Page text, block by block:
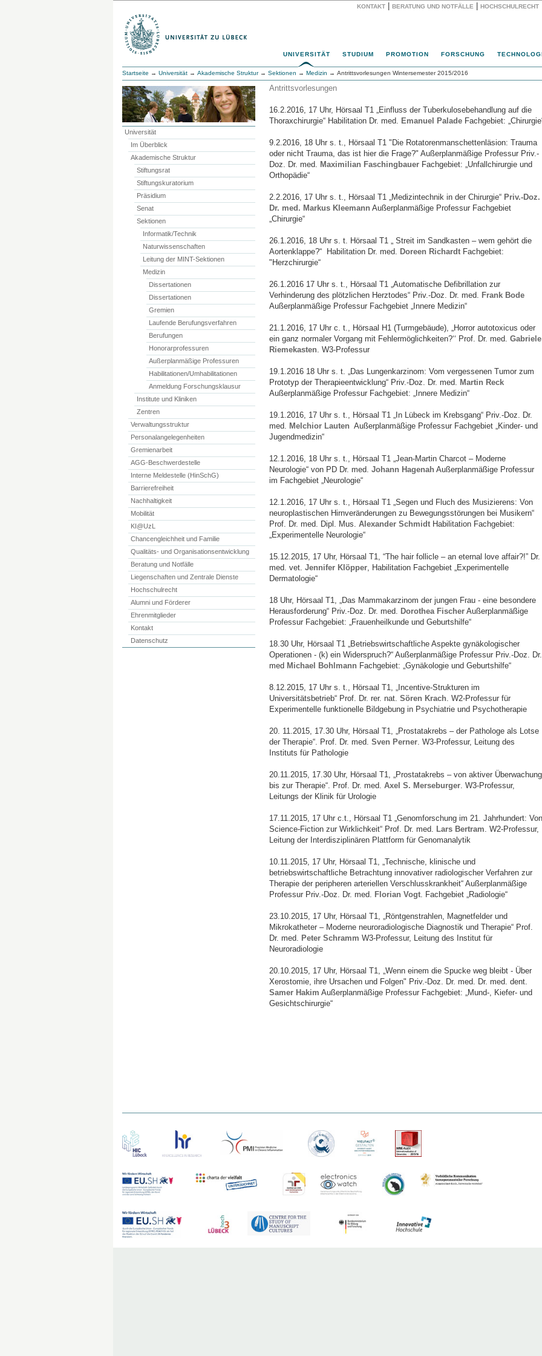
KONTAKT BERATUNG UND NOTFÄLLE HOCHSCHULRECHT
UNIVERSITÄT STUDIUM PROMOTION FORSCHUNG
Startseite → Universität → Akademische Struktur→ Sektionen → Medizin → Antrittsvorlesungen Wintersemester 2015/2016
Universität
Im Überblick
Akademische Struktur
Stiftungsrat
Stiftungskuratorium
Präsidium
Senat
Sektionen
Informatik/Technik
Naturwissenschaften
Leitung der MINT-Sektionen
Medizin
Dissertationen
Dissertationen
Gremien
Laufende Berufungsverfahren
Berufungen
Honorarprofessuren
Außerplanmäßige Professuren
Habilitationen/Umhabilitationen
Anmeldung Forschungsklausur
Institute und Kliniken
Zentren
Verwaltungsstruktur
Personalangelegenheiten
Gremienarbeit
AGG-Beschwerdestelle
Interne Meldestelle (HinSchG)
Barrierefreiheit
Nachhaltigkeit
Mobilität
KI@UzL
Chancengleichheit und Familie
Qualitäts- und Organisationsentwicklung
Beratung und Notfälle
Liegenschaften und Zentrale Dienste
Hochschulrecht
Alumni und Förderer
Ehrenmitglieder
Kontakt
Datenschutz
Antrittsvorlesungen
16.2.2016, 17 Uhr, Hörsaal T1 „Einfluss der Tuberkulosebehandlung auf die
Thoraxchirurgie“ Habilitation Dr. med. Emanuel PaladeFachgebiet:
9.2.2016, 18 Uhr s. t., Hörsaal T1 "Die Rotatorenmanschettenläsion: Trauma
oder nicht Trauma, das ist hier die Frage?" Außerplanmäßige Professur Priv.-
Doz. Dr. med. Maximilian FaschingbauerFachgebiet: „Unfallchirurgie und
Orthopädie“
2.2.2016, 17 Uhr s. t., Hörsaal T1 „Medizintechnik in der Chirurgie“ Priv.-Doz.
Dr. med. Markus Kleemann Außerplanmäßige Professur Fachgebiet
„Chirurgie“
26.1.2016, 18 Uhr s. t. Hörsaal T1 „ Streit im Sandkasten – wem gehört die
Aortenklappe?“ Habilitation Dr. med. Doreen RichardtFachgebiet:
"Herzchirurgie“
26.1.2016 17 Uhr s. t., Hörsaal T1 „Automatische Defibrillation zur
Verhinderung des plötzlichen Herztodes“ Priv.-Doz. Dr. med. Frank Bode
Außerplanmäßige Professur Fachgebiet „Innere Medizin“
21.1.2016, 17 Uhr c. t., Hörsaal H1 (Turmgebäude), „Horror autotoxicus oder
ein ganz normaler Vorgang mit Fehlermöglichkeiten?‘‘ Prof. Dr. med. Gabriele
Riemekasten. W3-Professur
19.1.2016 18 Uhr s. t. „Das Lungenkarzinom: Vom vergessenen Tumor zum
Prototyp der Therapieentwicklung“ Priv.-Doz. Dr. med. Martin Reck
Außerplanmäßige Professur Fachgebiet: „Innere Medizin“
19.1.2016, 17 Uhr s. t., Hörsaal T1 „In Lübeck im Krebsgang“ Priv.-Doz. Dr.
med. Melchior Lauten Außerplanmäßige Professur Fachgebiet „Kinder- und
Jugendmedizin“
12.1.2016, 18 Uhr s. t., Hörsaal T1 „Jean-Martin Charcot – Moderne
Neurologie“ von PD Dr. med. Johann Hagenah Außerplanmäßige Professur
im Fachgebiet „Neurologie“
12.1.2016, 17 Uhr s. t., Hörsaal T1 „Segen und Fluch des Musizierens: Von
neuroplastischen Hirnveränderungen zu Bewegungsstörungen bei Musikern“
Prof. Dr. med. Dipl. Mus. Alexander SchmidtHabilitation Fachgebiet:
„Experimentelle Neurologie“
15.12.2015, 17 Uhr, Hörsaal T1, “The hair follicle – an eternal love affair?!” Dr.
med. vet. Jennifer Klöpper, Habilitation Fachgebiet „Experimentelle
Dermatologie“
18 Uhr, Hörsaal T1, „Das Mammakarzinom der jungen Frau - eine besondere
Herausforderung“ Priv.-Doz. Dr. med. Dorothea FischerAußerplanmäßige
Professur Fachgebiet: „Frauenheilkunde und Geburtshilfe“
18.30 Uhr, Hörsaal T1 „Betriebswirtschaftliche Aspekte gynäkologischer
Operationen - (k) ein Widerspruch?“ Außerplanmäßige Professur Priv.-Doz. Dr.
med Michael Bohlmann Fachgebiet: „Gynäkologie und Geburtshilfe“
8.12.2015, 17 Uhr s. t., Hörsaal T1, „Incentive-Strukturen im
Universitätsbetrieb“ Prof. Dr. rer. nat. Sören Krach. W2-Professur für
Experimentelle funktionelle Bildgebung in Psychiatrie und Psychotherapie
20. 11.2015, 17.30 Uhr, Hörsaal T1, „Prostatakrebs – der Pathologe als Lotse
der Therapie“. Prof. Dr. med. Sven Perner. W3-Professur, Leitung des
Instituts für Pathologie
20.11.2015, 17.30 Uhr, Hörsaal T1, „Prostatakrebs – von aktiver Überwachung
bis zur Therapie“. Prof. Dr. med. Axel S. Merseburger. W3-Professur,
Leitungs der Klinik für Urologie
17.11.2015, 17 Uhr c.t., Hörsaal T1 „Genomforschung im 21. Jahrhundert: Von
Science-Fiction zur Wirklichkeit“ Prof. Dr. med. Lars Bertram. W2-Professur,
Leitung der Interdisziplinären Plattform für Genomanalytik
10.11.2015, 17 Uhr, Hörsaal T1, „Technische, klinische und
betriebswirtschaftliche Betrachtung innovativer radiologischer Verfahren zur
Therapie der peripheren arteriellen Verschlusskrankheit“ Außerplanmäßige
Professur Priv.-Doz. Dr. med. Florian Vogt. Fachgebiet „Radiologie“
23.10.2015, 17 Uhr, Hörsaal T1, „Röntgenstrahlen, Magnetfelder und
Mikrokatheter – Moderne neuroradiologische Diagnostik und Therapie“ Prof.
Dr. med. Peter Schramm W3-Professur, Leitung des Institut für
Neuroradiologie
20.10.2015, 17 Uhr, Hörsaal T1, „Wenn einem die Spucke weg bleibt - Über
Xerostomie, ihre Ursachen und Folgen" Priv.-Doz. Dr. med. Dr. med. dent.
Samer Hakim Außerplanmäßige Professur Fachgebiet: „Mund-, Kiefer- und
Gesichtschirurgie“